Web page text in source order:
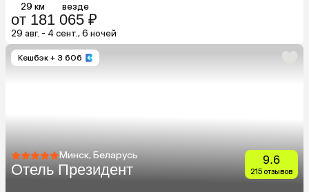
29 км везде
от 181 065 ₽
29 авг. - 4 сент., 6 ночей
Кешбэк + 3 606
Минск, Беларусь
Отель Президент
9.6
215 отзывов